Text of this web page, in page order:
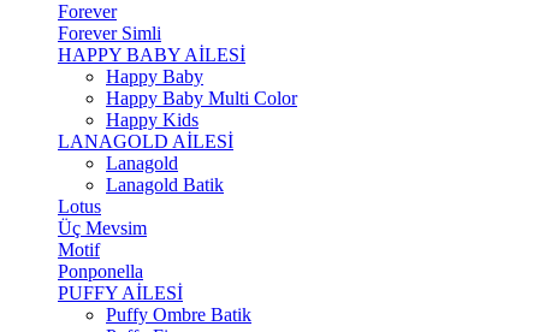
Forever
Forever Simli
HAPPY BABY AİLESİ
Happy Baby
Happy Baby Multi Color
Happy Kids
LANAGOLD AİLESİ
Lanagold
Lanagold Batik
Lotus
Üç Mevsim
Motif
Ponponella
PUFFY AİLESİ
Puffy Ombre Batik